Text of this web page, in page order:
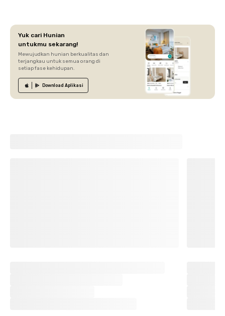
Yuk cari Hunian
untukmu sekarang!
Mewujudkan hunian berkualitas dan
terjangkau untuk semua orang di
setiap fase kehidupan.
Download Aplikasi